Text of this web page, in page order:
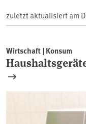
zuletzt aktualisiert am
Wirtschaft | Konsum